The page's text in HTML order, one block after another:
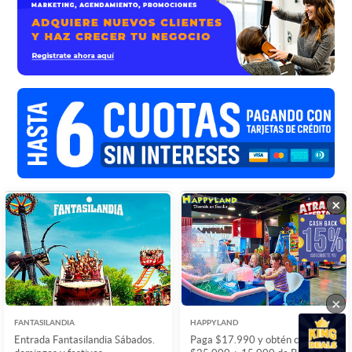
×
FANTASILANDIA
Entrada Fantasilandia Sábados.
HAPPYLAND
Paga $17.990 y obtén carga de
×
×